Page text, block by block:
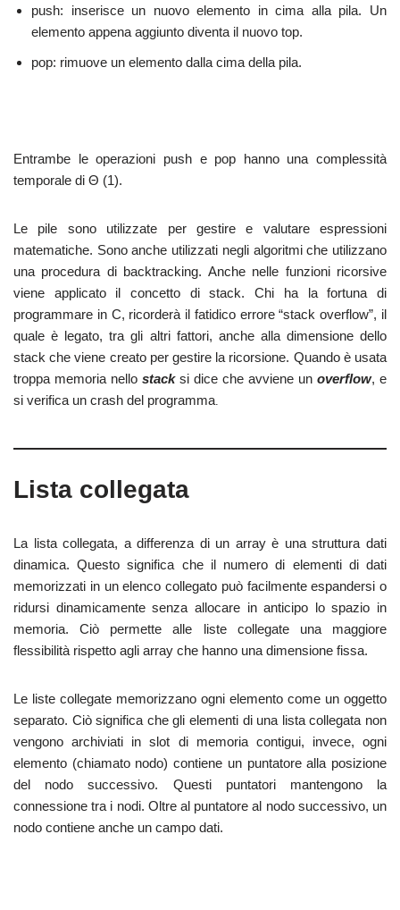
push: inserisce un nuovo elemento in cima alla pila. Un
elemento appena aggiunto diventa il nuovo top.
pop: rimuove un elemento dalla cima della pila.
Entrambe le operazioni push e pop hanno una complessità
temporale di Θ (1).
Le pile sono utilizzate per gestire e valutare espressioni
matematiche. Sono anche utilizzati negli algoritmi che utilizzano
una procedura di backtracking. Anche nelle funzioni ricorsive
viene applicato il concetto di stack. Chi ha la fortuna di
programmare in C, ricorderà il fatidico errore “stack overflow”, il
quale è legato, tra gli altri fattori, anche alla dimensione dello
stack che viene creato per gestire la ricorsione. Quando è usata
troppa memoria nello stacksi dice che avviene un overflow, e
si verifica un crash del programma.
Lista collegata
La lista collegata, a differenza di un array è una struttura dati
dinamica. Questo significa che il numero di elementi di dati
memorizzati in un elenco collegato può facilmente espandersi o
ridursi dinamicamente senza allocare in anticipo lo spazio in
memoria. Ciò permette alle liste collegate una maggiore
flessibilità rispetto agli array che hanno una dimensione fissa.
Le liste collegate memorizzano ogni elemento come un oggetto
separato. Ciò significa che gli elementi di una lista collegata non
vengono archiviati in slot di memoria contigui, invece, ogni
elemento (chiamato nodo) contiene un puntatore alla posizione
del nodo successivo. Questi puntatori mantengono la
connessione tra i nodi. Oltre al puntatore al nodo successivo, un
nodo contiene anche un campo dati.